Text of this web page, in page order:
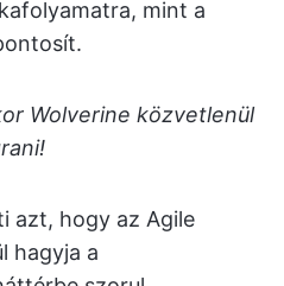
mint a
Wolverine közvetlenül
azt, hogy az Agile
hagyja a